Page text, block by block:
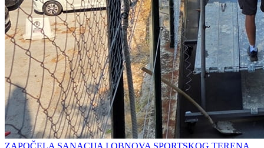
ZAPOČELA SANACIJA I OBNOVA SPORTSKOG TERENA